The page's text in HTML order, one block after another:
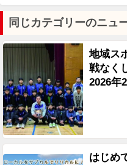
同じカテゴリーのニュ
地域ス
戦なく
2026年
はじめ